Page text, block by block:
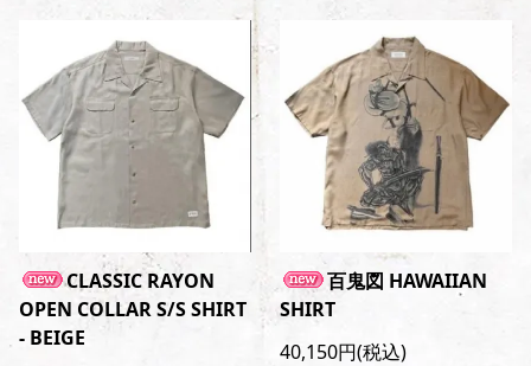
CLASSIC RAYON
OPEN COLLAR S/S SHIRT
- BEIGE
百鬼図 HAWAIIAN
SHIRT
40,150円(税込)